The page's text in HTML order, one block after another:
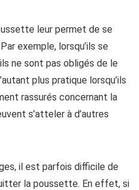
leur permet de se
exemple, lorsqu’ils se
ne sont pas obligés de le
plus pratique lorsqu’ils
rassurés concernant la
s’atteler à d’autres
il est parfois difficile de
la poussette. En effet, si